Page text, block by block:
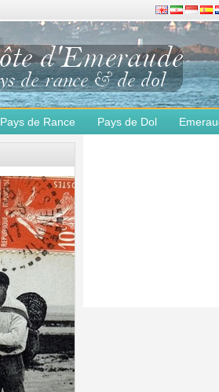
Pays de Rance Pays de Dol